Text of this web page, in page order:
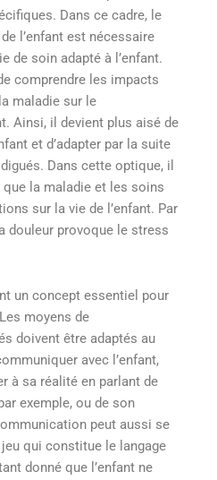
Dans ce cadre, le
l’enfant est nécessaire
de soin adapté à l’enfant.
comprendre les impacts
maladie sur le
Ainsi, il devient plus aisé de
et d’adapter par la suite
Dans cette optique, il
la maladie et les soins
sur la vie de l’enfant. Par
douleur provoque le stress
un concept essentiel pour
moyens de
doivent être adaptés au
avec l’enfant,
à sa réalité en parlant de
exemple, ou de son
peut aussi se
qui constitue le langage
donné que l’enfant ne